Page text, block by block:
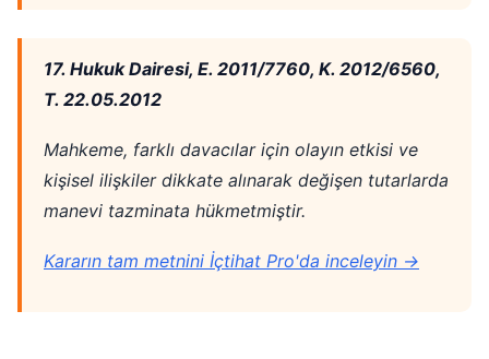
17. Hukuk Dairesi, E. 2011/7760, K. 2012/6560,
T. 22.05.2012
Mahkeme, farklı davacılar için olayın etkisi ve
kişisel ilişkiler dikkate alınarak değişen tutarlarda
manevi tazminata hükmetmiştir.
Kararın tam metnini İçtihat Pro'da inceleyin →